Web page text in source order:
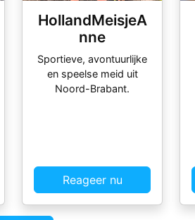
HollandMeisjeA
nne
Sportieve, avontuurlijke
en speelse meid uit
Noord-Brabant.
Reageer nu